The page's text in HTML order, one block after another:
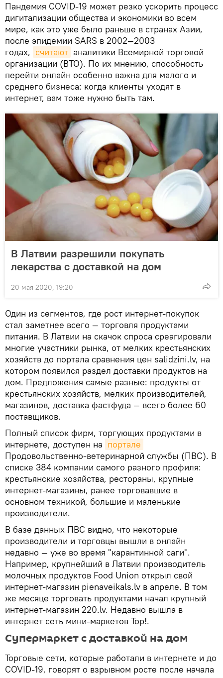
Пандемия COVID-19 может резко ускорить процесс
дигитализации общества и экономики во всем
мире, как это уже было раньше в странах Азии,
после эпидемии SARS в 2002—2003
годах, считают аналитики Всемирной торговой
организации (ВТО). По их мнению, способность
перейти онлайн особенно важна для малого и
среднего бизнеса: когда клиенты уходят в
интернет, вам тоже нужно быть там.
В Латвии разрешили покупать
лекарства с доставкой на дом
20 мая 2020, 19:20
Один из сегментов, где рост интернет-покупок
стал заметнее всего — торговля продуктами
питания. В Латвии на скачок спроса среагировали
многие участники рынка, от мелких крестьянских
хозяйств до портала сравнения цен salidzini.lv, на
котором появился раздел доставки продуктов на
дом. Предложения самые разные: продукты от
крестьянских хозяйств, мелких производителей,
магазинов, доставка фастфуда — всего более 60
поставщиков.
Полный список фирм, торгующих продуктами в
интернете, доступен на портале
Продовольственно-ветеринарной службы (ПВС). В
списке 384 компании самого разного профиля:
крестьянские хозяйства, рестораны, крупные
интернет-магазины, ранее торговавшие в
основном техникой, большие и маленькие
производители.
В базе данных ПВС видно, что некоторые
производители и торговцы вышли в онлайн
недавно — уже во время "карантинной саги".
Например, крупнейший в Латвии производитель
молочных продуктов Food Union открыл свой
интернет-магазин pienaveikals.lv в апреле. В том
же месяце торговать продуктами начал крупный
интернет-магазин 220.lv. Недавно вышла в
интернет сеть мини-маркетов Top!.
Супермаркет с доставкой на дом
Торговые сети, которые работали в интернете и до
COVID-19, говорят о взрывном росте после начала